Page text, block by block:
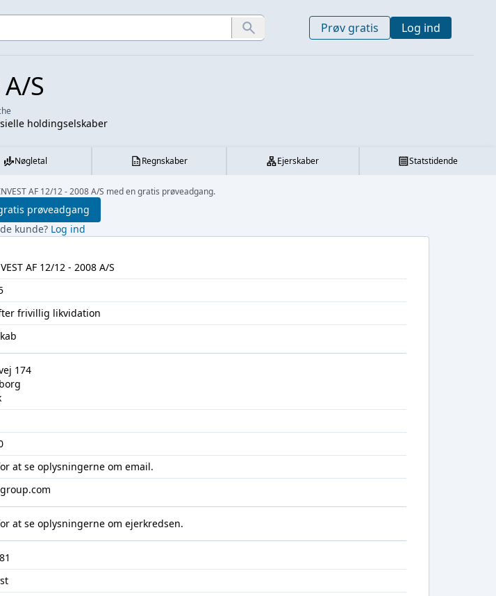
Prøv gratis Log ind
S
holdingselskaber
Nøgletal Regnskaber Ejerskaber Statstidende
AF 12/12 - 2008 A/S med en gratis prøveadgang.
prøveadgang
kunde? Log ind
AF 12/12 - 2008 A/S
frivillig likvidation
174
at se oplysningerne om email.
at se oplysningerne om ejerkredsen.